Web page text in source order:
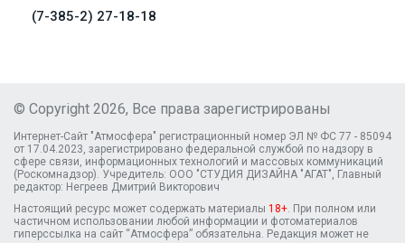
(7-385-2) 27-18-18
© Copyright 2026, Все права зарегистрированы
Интернет-Сайт "Атмосфера" регистрационный номер ЭЛ № ФС 77 - 85094
от 17.04.2023, зарегистрировано федеральной службой по надзору в
сфере связи, информационных технологий и массовых коммуникаций
(Роскомнадзор). Учредитель: ООО "СТУДИЯ ДИЗАЙНА "АГАТ", Главный
редактор: Негреев Дмитрий Викторович
Настоящий ресурс может содержать материалы 18+ . При полном или
частичном использовании любой информации и фотоматериалов
гиперссылка на сайт “Атмосфера” обязательна. Редакция может не